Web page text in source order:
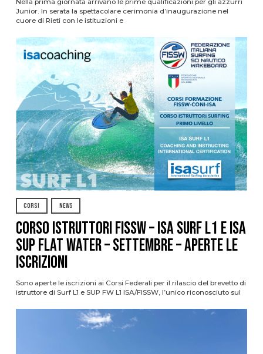
Nella prima giornata arrivano le prime qualificazioni per gli azzurri
Junior. In serata la spettacolare cerimonia d’inaugurazione nel
cuore di Rieti con le istituzioni e
CORSI NEWS
CORSO ISTRUTTORI FISSW – ISA SURF L1 e ISA
SUP Flat Water – SETTEMBRE – APERTE LE
ISCRIZIONI
Sono aperte le iscrizioni ai Corsi Federali per il rilascio del brevetto di
istruttore di Surf L1 e SUP FW L1 ISA/FISSW, l’unico riconosciuto sul